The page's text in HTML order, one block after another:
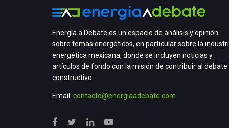
Energía a Debate es un espacio de análisis y opinión
sobre temas energéticos, en particular sobre la
energética mexicana, donde se incluyen noticias y
artículos de fondo con la misión de contribuir al debate
constructivo.
Email: contacto@energiaadebate.com